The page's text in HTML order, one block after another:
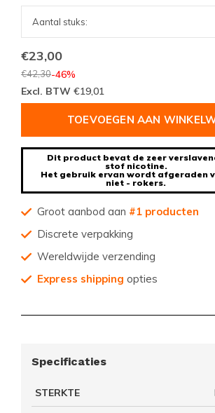
€23,00
€42,30-46%
Excl. BTW €19,01
TOEVOEGEN AAN
Dit product bevat de zeer
stof nicotine.
Het gebruik ervan wordt afgeraden
niet - rokers.
Groot aanbod aan #1 producten
Discrete verpakking
Wereldwijde verzending
Express shipping opties
Specificaties
STERKTE